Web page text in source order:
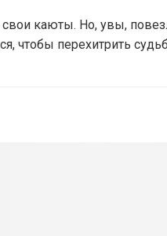
свои каюты. Но, увы,
чтобы перехитрить